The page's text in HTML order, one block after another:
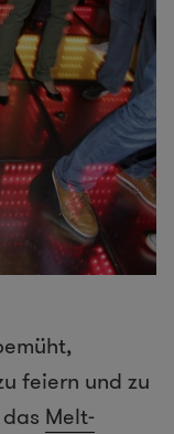
feiern und zu
Melt-